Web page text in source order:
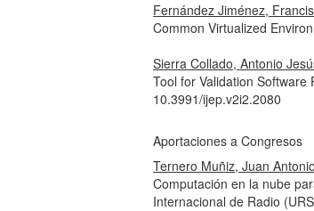
Fernández Jiménez,
Common Virtualized
Sierra Collado, Antonio
Tool for Validation
10.3991/ijep.v2i2.2080
Aportaciones a Congresos
Ternero Muñiz, Juan
Computación en la nube
Internacional de Radio